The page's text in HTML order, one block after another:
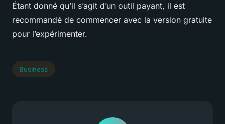
Étant donné qu’il s’agit d’un outil payant, il est
recommandé de commencer avec la version gratuite
pour l’expérimenter.
Business